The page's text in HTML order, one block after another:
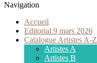
Navigation
Accueil
Editorial 9 mars 2026
Catalogue Artistes A-Z
Artistes A
Artistes B